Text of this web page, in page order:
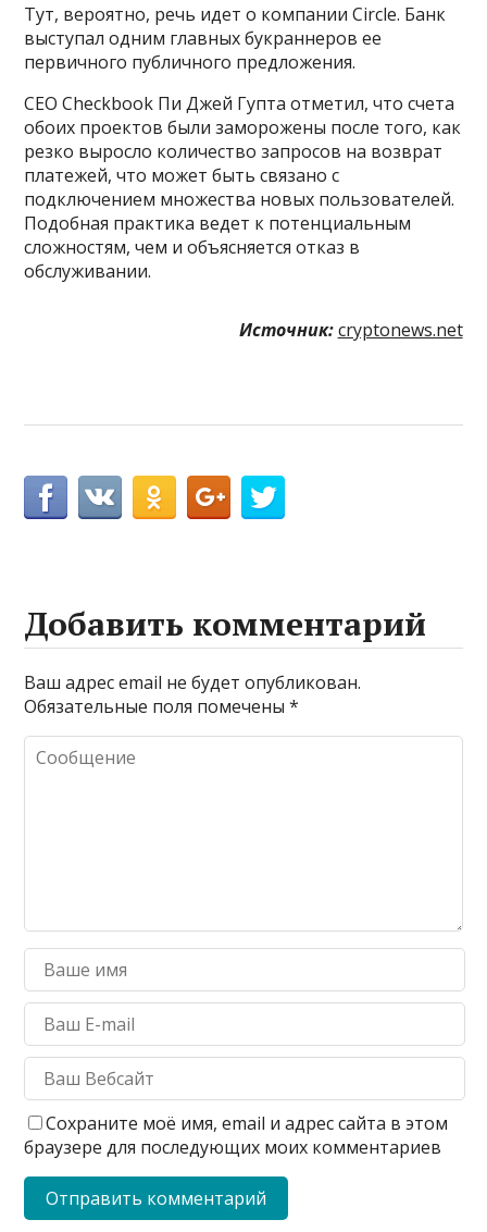
Тут, вероятно, речь идет о компании Circle. Банк
выступал одним главных букраннеров ее
первичного публичного предложения.
CEO Checkbook Пи Джей Гупта отметил, что счета
обоих проектов были заморожены после того, как
резко выросло количество запросов на возврат
платежей, что может быть связано с
подключением множества новых пользователей.
Подобная практика ведет к потенциальным
сложностям, чем и объясняется отказ в
обслуживании.
Источник: cryptonews.net
Добавить комментарий
Ваш адрес email не будет опубликован.
Обязательные поля помечены*
Сохраните моё имя, email и адрес сайта в этом
браузере для последующих моих комментариев